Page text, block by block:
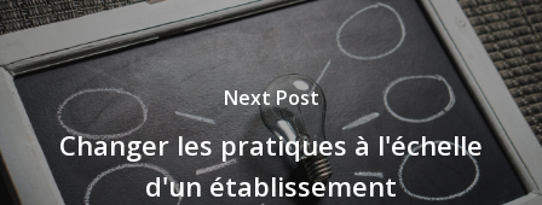
Next Post
Changer les pratiques à l'échelle
d'un établissement